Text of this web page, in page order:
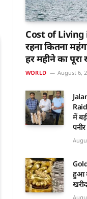
Cost of Living
रहना कितना
हर महीने का पूरा
WORLD August 6,
में
हुआ